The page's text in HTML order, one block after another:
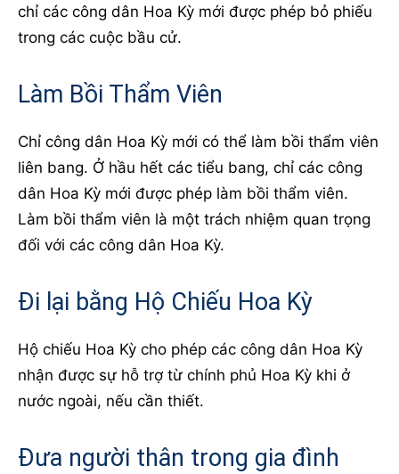
chỉ các công dân Hoa Kỳ mới được phép bỏ phiếu
trong các cuộc bầu cử.
Làm Bồi Thẩm Viên
Chỉ công dân Hoa Kỳ mới có thể làm bồi thẩm viên
liên bang. Ở hầu hết các tiểu bang, chỉ các công
dân Hoa Kỳ mới được phép làm bồi thẩm viên.
Làm bồi thẩm viên là một trách nhiệm quan trọng
đối với các công dân Hoa Kỳ.
Đi lại bằng Hộ Chiếu Hoa Kỳ
Hộ chiếu Hoa Kỳ cho phép các công dân Hoa Kỳ
nhận được sự hỗ trợ từ chính phủ Hoa Kỳ khi ở
nước ngoài, nếu cần thiết.
Đưa người thân trong gia đình